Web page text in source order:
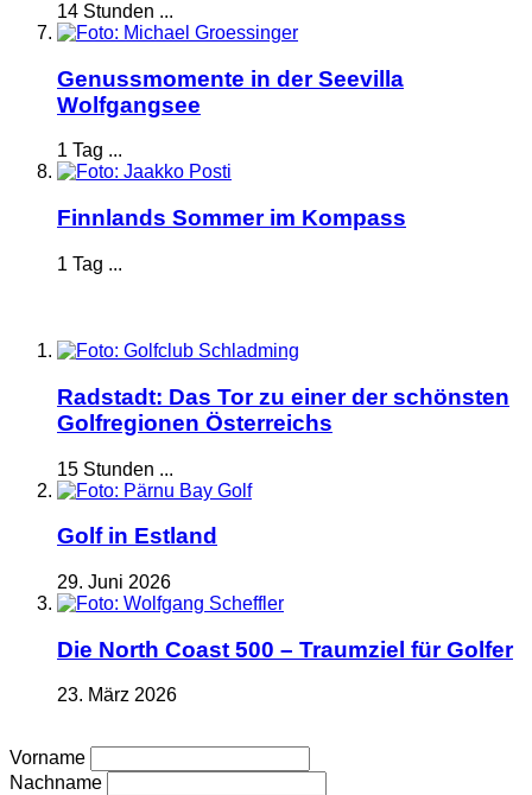
14 Stunden ...
Genussmomente in der Seevilla
Wolfgangsee
1 Tag ...
Finnlands Sommer im Kompass
1 Tag ...
Radstadt: Das Tor zu einer der schönsten
Golfregionen Österreichs
15 Stunden ...
Golf in Estland
29. Juni 2026
Die North Coast 500 – Traumziel für Golfer
23. März 2026
Vorname
Nachname